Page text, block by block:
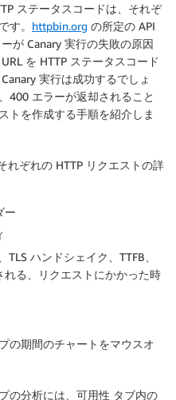
ステータスコードは、それぞ
す。 httpbin.org の所定の API
が Canary 実行の失敗の原因
を HTTP ステータスコード
実行は成功するでしょ
400 エラーが返却されること
トを作成する手順を紹介しま
れぞれの HTTP リクエストの詳
ー
ハンドシェイク、TTFB、
る、リクエストにかかった時
の期間のチャートをマウスオ
の分析には、 可用性 タブ内の